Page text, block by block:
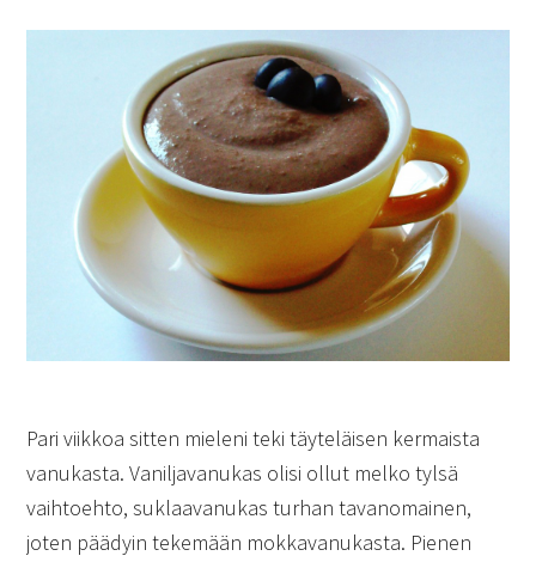
Pari viikkoa sitten mieleni teki täyteläisen kermaista
vanukasta. Vaniljavanukas olisi ollut melko tylsä
vaihtoehto, suklaavanukas turhan tavanomainen,
joten päädyin tekemään mokkavanukasta. Pienen